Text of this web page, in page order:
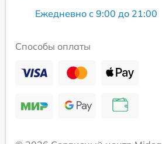
Ежедневно с 9:00 до 21:00
Способы оплаты